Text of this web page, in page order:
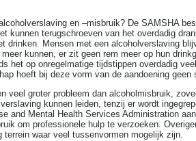
en –misbruik? De SAMSHA
kunnen terugschroeven van het overdadig
drinken. Mensen met een alcoholverslaving
kunnen, er zit geen rem meer op hun
het op onregelmatige tijdstippen overdadig
hoeft bij deze vorm van de aandoening geen
veel groter probleem dan alcoholmisbruik,
kunnen leiden, tenzij er wordt
and Mental Health Services Administration
om professionele hulp te verzoeken.
terrein waar veel tussenvormen mogelijk zijn.